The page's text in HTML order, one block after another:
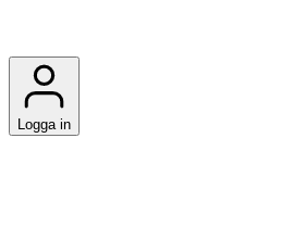
Logga in